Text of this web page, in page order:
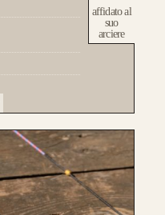
affidato al
suo
arciere